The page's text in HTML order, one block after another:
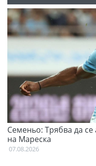
Семеньо: Трябва да
на Мареска
07.08.2026